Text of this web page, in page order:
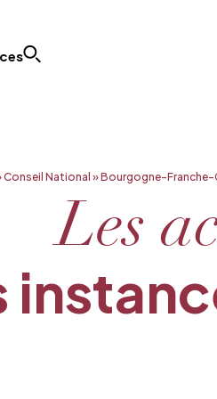
Conseil National »Bourgogne-
Les